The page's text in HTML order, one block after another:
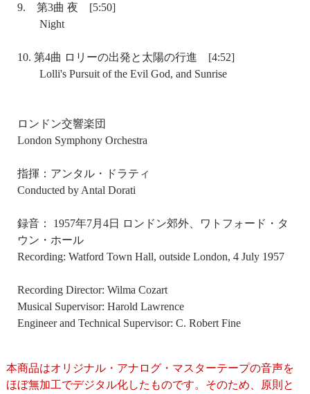
9. 第3曲 夜 [5:50]
Night
10. 第4曲 ロリーの出発と太陽の行進 [4:52]
Lolli's Pursuit of the Evil God, and Sunrise
ロンドン交響楽団
London Symphony Orchestra
指揮：アンタル・ドラティ
Conducted by Antal Dorati
録音： 1957年7月4日 ロンドン郊外、ワトフォード・タ
ウン・ホール
Recording: Watford Town Hall, outside London, 4 July 1957
Recording Director: Wilma Cozart
Musical Supervisor: Harold Lawrence
Engineer and Technical Supervisor: C. Robert Fine
本商品はオリジナル・アナログ・マスターテープの音声を
ほぼ無加工でデジタル化したものです。そのため、原則と